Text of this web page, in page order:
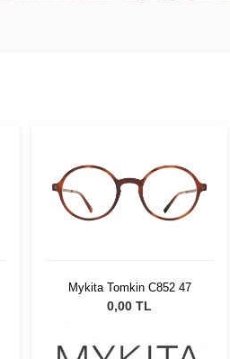
Mykita Tomkin C852 47
0,00 TL